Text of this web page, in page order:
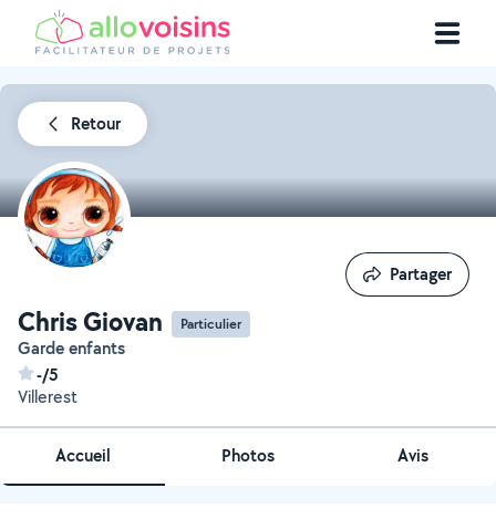
Retour
Chris Giovan Particulier
Garde enfants
-/5
Villerest
Partager
Partager
Accueil Photos Avis